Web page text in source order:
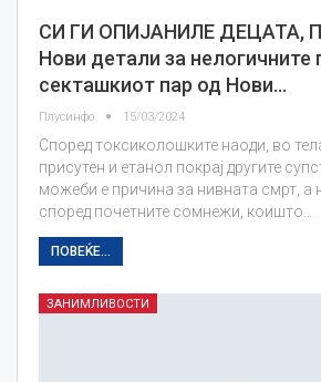
СИ ГИ ОПИЈАНИЛЕ ДЕЦАТА,
Нови детали за нелогичните
секташкиот пар од Нови…
Плусинфо 15/03/2024
Според токсиколошките наоди, во
присутен и етанол покрај другите
можеби е причина за нивната смрт, а
според почетните сомнежи, коишто…
ПОВЕЌЕ...
ЗАНИМЛИВОСТИ